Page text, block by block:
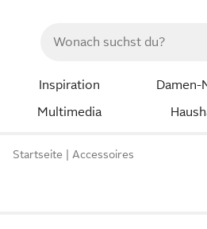
Inspiration Damen-
Multimedia
Startseite Accessoires